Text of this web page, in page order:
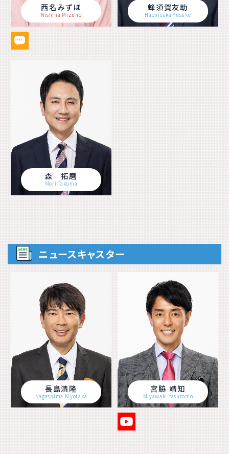
西名みずほ
Nishina Mizuho
蜂須賀友助
Hachisuka Yusuke
森 拓磨
Mori Takuma
ニュースキャスター
長島清隆
Nagashima Kiyotaka
宮脇 靖知
Miyawaki Yasutomo